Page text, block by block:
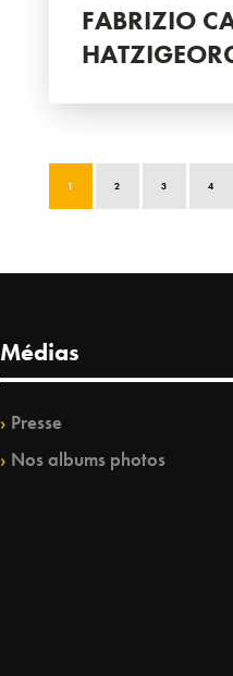
FABRIZIO
1 2 3 4
Médias
Presse
Nos albums photos